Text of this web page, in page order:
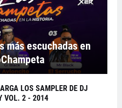
más escuchadas en
LOS SAMPLER DE DJ
VOL. 2 - 2014